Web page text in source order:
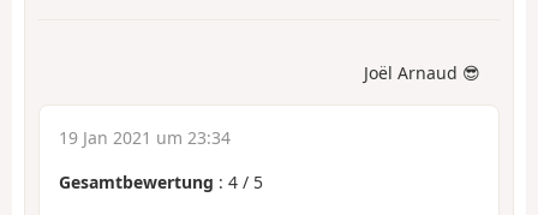
Joël Arnaud 😎
19 Jan 2021 um 23:34
Gesamtbewertung : 4 / 5